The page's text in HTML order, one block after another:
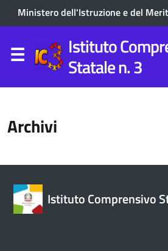
Ministero dell'Istruzione e del
Istituto
Statale n. 3
Archivi
Istituto Comprensivo